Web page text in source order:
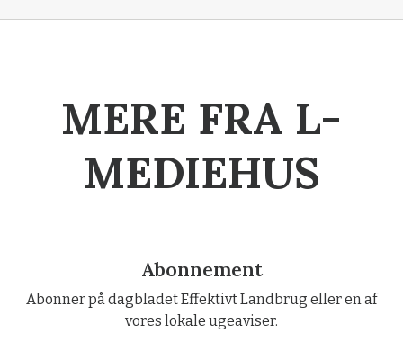
MERE FRA L-
MEDIEHUS
Abonnement
Abonner på dagbladet Effektivt Landbrug eller en af
vores lokale ugeaviser.